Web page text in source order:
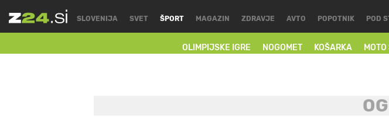
SLOVENIJA SVET ŠPORT
OLIMPIJSKE IGRE NOGOMET KOŠARKA MOTO
MAGAZIN ZDRAVJE AVTO POPOTNIK POD